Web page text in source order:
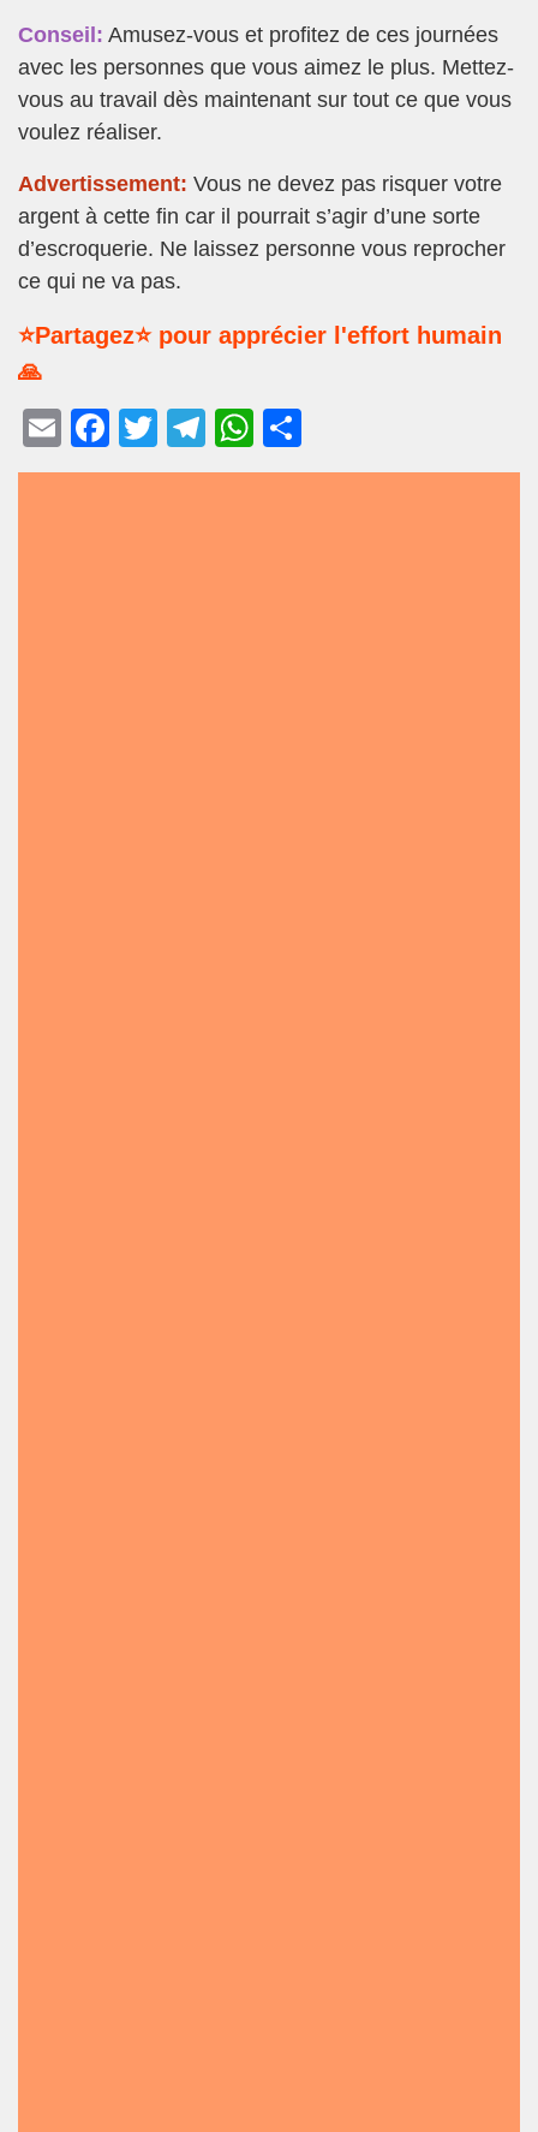
Conseil: Amusez-vous et profitez de ces journées
avec les personnes que vous aimez le plus. Mettez-
vous au travail dès maintenant sur tout ce que vous
voulez réaliser.
Advertissement: Vous ne devez pas risquer votre
argent à cette fin car il pourrait s’agir d’une sorte
d’escroquerie. Ne laissez personne vous reprocher
ce qui ne va pas.
⭐Partagez⭐ pour apprécier l'effort humain
🙏
E
m
F
a
T
wi
T
el
W
h
ar